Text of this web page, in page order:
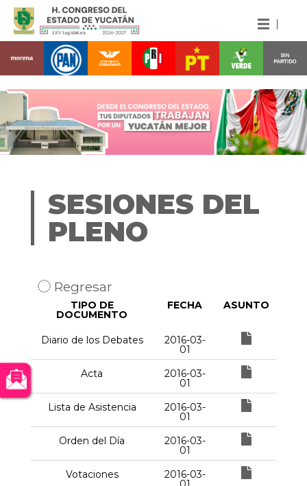
SESIONES DEL
PLENO
Regresar
TIPO DE
DOCUMENTO
FECHA ASUNTO
Diario de los Debates 2016-03-
01
Acta
2016-03-
01
Lista de Asistencia
2016-03-
01
Orden del Día
2016-03-
01
Votaciones
2016-03-